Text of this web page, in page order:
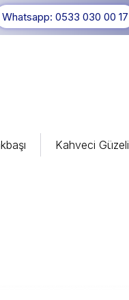
Whatsapp: 0533 030 00 17
Kahveci Güzeli